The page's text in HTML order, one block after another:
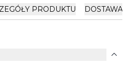
PRODUKTU DOSTAWA
expand_more